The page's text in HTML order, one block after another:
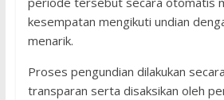
kesempatan mengikuti undian
menarik.
Proses pengundian dilakukan
transparan serta disaksikan oleh